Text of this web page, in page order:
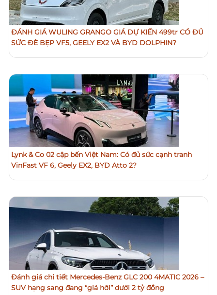
ĐÁNH GIÁ WULING GRANGO GIÁ DỰ KIẾN 499tr CÓ ĐỦ
SỨC ĐÈ BẸP VF5, GEELY EX2 VÀ BYD DOLPHIN?
Lynk & Co 02 cập bến Việt Nam: Có đủ sức cạnh tranh
VinFast VF 6, Geely EX2, BYD Atto 2?
Đánh giá chi tiết Mercedes-Benz GLC 200 4MATIC 2026 –
SUV hạng sang đang “giá hời” dưới 2 tỷ đồng